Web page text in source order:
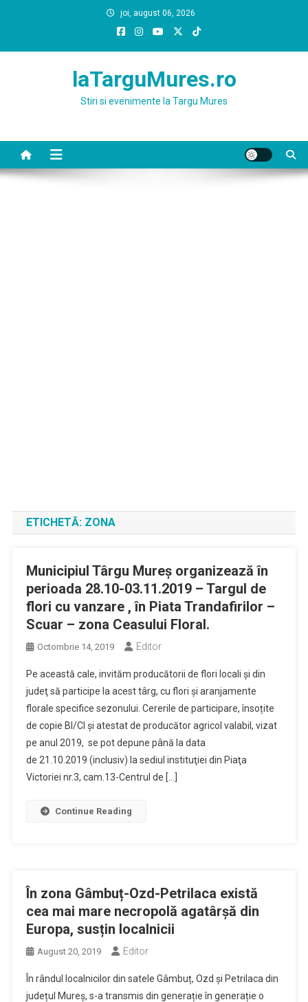
joi, august 06, 2026
laTarguMures.ro
Stiri si evenimente la Targu Mures
ETICHETĂ: ZONA
Municipiul Târgu Mureş organizează în
perioada 28.10-03.11.2019 – Targul de
flori cu vanzare , în Piata Trandafirilor –
Scuar – zona Ceasului Floral.
Octombrie 14, 2019 Editor
Pe această cale, invităm producătorii de flori locali şi din
judeţ să participe la acest târg, cu flori şi aranjamente
florale specifice sezonului. Cererile de participare, însoțite
de copie BI/CI și atestat de producător agricol valabil, vizat
pe anul 2019, se pot depune până la data
de 21.10.2019 (inclusiv) la sediul instituţiei din Piaţa
Victoriei nr.3, cam.13-Centrul de […]
Continue Reading
În zona Gâmbuț-Ozd-Petrilaca există
cea mai mare necropolă agatârșă din
Europa, susțin localnicii
August 20, 2019 Editor
În rândul localnicilor din satele Gâmbuț, Ozd și Petrilaca din
județul Mureș, s-a transmis din generație în generație o